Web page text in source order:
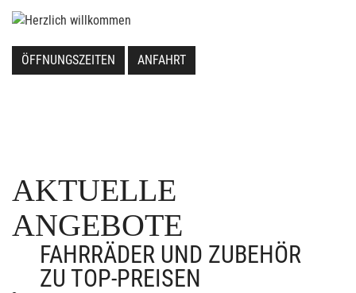
ÖFFNUNGSZEITEN ANFAHRT
AKTUELLE
ANGEBOTE
FAHRRÄDER UND ZUBEHÖR
ZU TOP-PREISEN